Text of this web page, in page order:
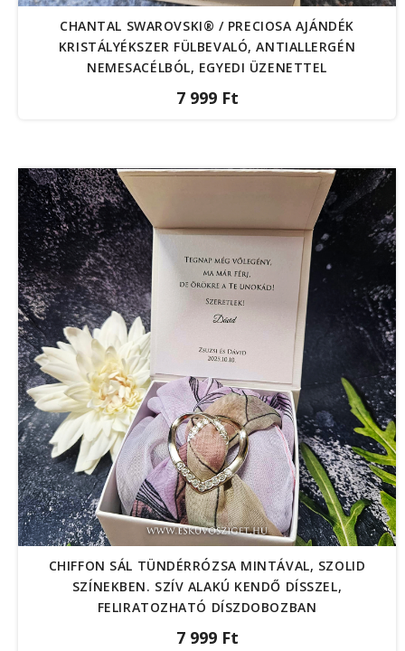
CHANTAL SWAROVSKI® / PRECIOSA AJÁNDÉK
KRISTÁLYÉKSZER FÜLBEVALÓ, ANTIALLERGÉN
NEMESACÉLBÓL, EGYEDI ÜZENETTEL
7 999 Ft
CHIFFON SÁL TÜNDÉRRÓZSA MINTÁVAL, SZOLID
SZÍNEKBEN. SZÍV ALAKÚ KENDŐ DÍSSZEL,
FELIRATOZHATÓ DÍSZDOBOZBAN
7 999 Ft